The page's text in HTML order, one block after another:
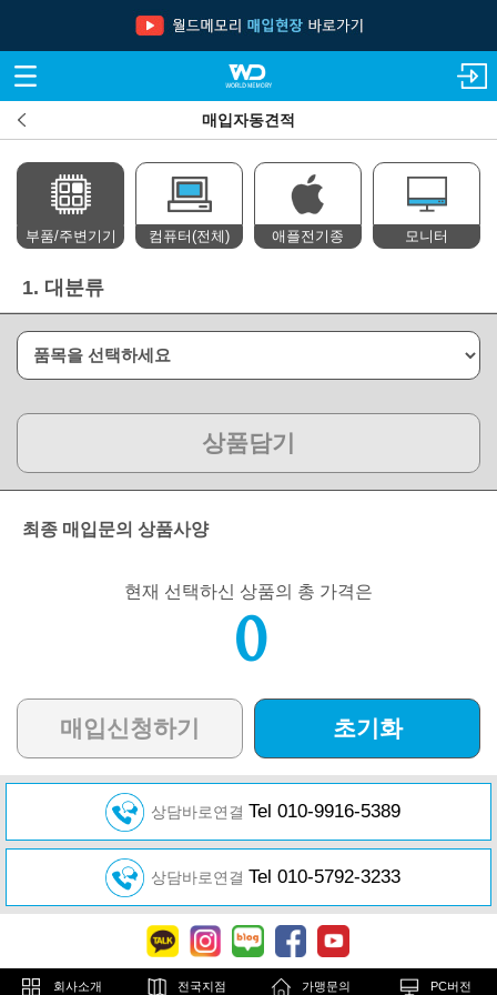
매입자동견적
부품/주변기기 컴퓨터(전체) 애플전기종 모니터
1. 대분류
상품담기
최종 매입문의 상품사양
현재 선택하신 상품의 총 가격은
0
매입신청하기 초기화
상담바로연결 Tel 010-9916-5389
상담바로연결 Tel 010-5792-3233
회사소개 전국지점 가맹문의 PC버전